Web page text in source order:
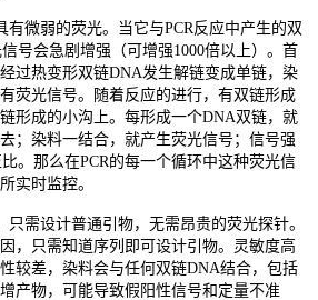
有微弱的荧光。当它与PCR反应中产生的双
号会急剧增强（可增强1000倍以上）。首
过热变形双链DNA发生解链变成单链，染
荧光信号。随着反应的进行，有双链形成
形成的小沟上。每形成一个DNA双链，就
；染料一结合，就产生荧光信号；信号强
。那么在PCR的每一个循环中这种荧光信
实时监控。
需设计普通引物，无需昂贵的荧光探针。
，只需知道序列即可设计引物。灵敏度高
较差，染料会与任何双链DNA结合，包括
产物，可能导致假阳性信号和定量不准